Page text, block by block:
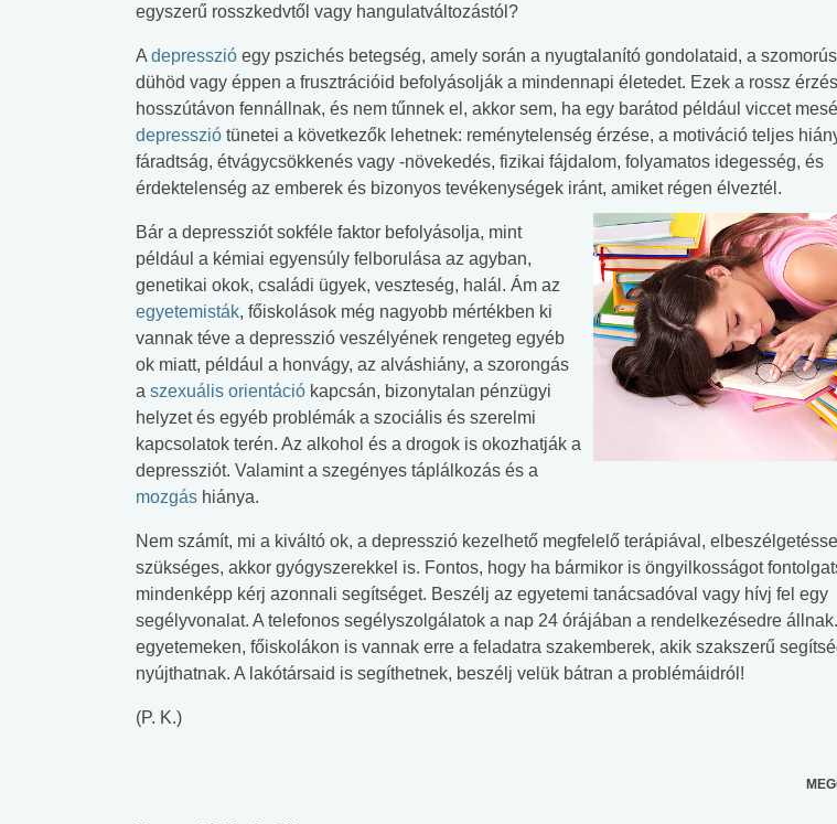
egyszerű rosszkedvtől vagy hangulatváltozástól?
A depresszió egy pszichés betegség, amely során a nyugtalanító gondolataid, a
dühöd vagy éppen a frusztrációid befolyásolják a mindennapi életedet. Ezek a rossz
hosszútávon fennállnak, és nem tűnnek el, akkor sem, ha egy barátod például viccet
depresszió tünetei a következők lehetnek: reménytelenség érzése, a motiváció teljes
fáradtság, étvágycsökkenés vagy -növekedés, fizikai fájdalom, folyamatos idegesség, és
érdektelenség az emberek és bizonyos tevékenységek iránt, amiket régen élveztél.
Bár a depressziót sokféle faktor befolyásolja, mint
például a kémiai egyensúly felborulása az agyban,
genetikai okok, családi ügyek, veszteség, halál. Ám az
egyetemisták, főiskolások még nagyobb mértékben ki
vannak téve a depresszió veszélyének rengeteg egyéb
ok miatt, például a honvágy, az alváshiány, a szorongás
a szexuális orientáció kapcsán, bizonytalan pénzügyi
helyzet és egyéb problémák a szociális és szerelmi
kapcsolatok terén. Az alkohol és a drogok is okozhatják a
depressziót. Valamint a szegényes táplálkozás és a
mozgás hiánya.
Nem számít, mi a kiváltó ok, a depresszió kezelhető megfelelő terápiával,
szükséges, akkor gyógyszerekkel is. Fontos, hogy ha bármikor is öngyilkosságot
mindenképp kérj azonnali segítséget. Beszélj az egyetemi tanácsadóval vagy hívj fel egy
segélyvonalat. A telefonos segélyszolgálatok a nap 24 órájában a rendelkezésedre
egyetemeken, főiskolákon is vannak erre a feladatra szakemberek, akik szakszerű
nyújthatnak. A lakótársaid is segíthetnek, beszélj velük bátran a problémáidról!
(P. K.)